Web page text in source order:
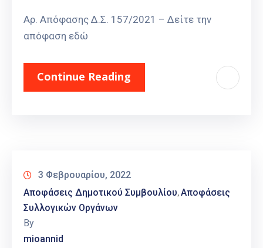
Αρ. Απόφασης Δ.Σ. 157/2021 – Δείτε την
απόφαση εδώ
Continue Reading
3 Φεβρουαρίου, 2022
Αποφάσεις Δημοτικού Συμβουλίου‚Αποφάσεις
Συλλογικών Οργάνων
By
mioannid